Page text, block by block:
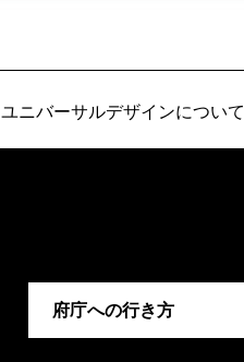
ユニバーサルデザインについて
府庁への行き方